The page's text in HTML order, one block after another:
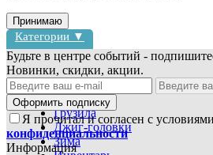
Принимаю
Категории ▼
Блесны
Воблеры
Грузила
Джиг-головки
Зима
Будьте в центре событий -
Новинки, скидки, акции.
Оформить подписку
Я прочитал и согласен с условиями
конфиденциальности
Информация